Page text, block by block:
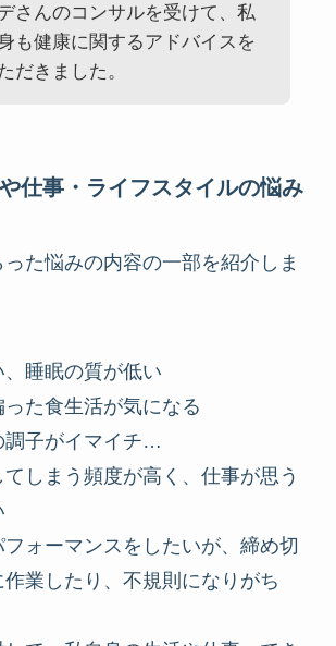
さんのコンサルを受けて、私
も健康に関するアドバイスを
だきました。
仕事・ライフスタイルの悩み
た悩みの内容の一部を紹介しま
、睡眠の質が低い
った食生活が気になる
調子がイマイチ…
てしまう頻度が高く、仕事が思う
フォーマンスをしたいが、締め切
作業したり、不規則になりがち